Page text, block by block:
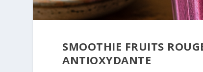
SMOOTHIE FRUITS
ANTIOXYDANTE